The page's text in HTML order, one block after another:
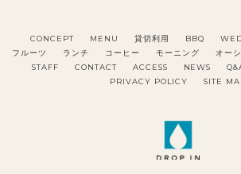
CONCEPT MENU 貸切利用 BBQ
フルーツ
ランチ コーヒー モーニング オー
STAFF
CONTACT ACCESS NEWS
PRIVACY POLICY
SITE